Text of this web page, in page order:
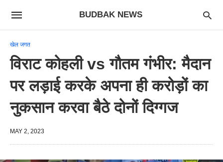
BUDBAK NEWS
खेल जगत
विराट कोहली vs गौतम गंभीर: मैदान
पर लड़ाई करके अपना ही करोड़ों का
नुकसान करवा बैठे दोनों दिग्गज
MAY 2, 2023